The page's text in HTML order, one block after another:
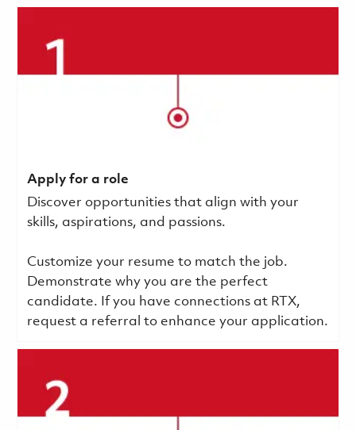
Apply for a role
Discover opportunities that align with your
skills, aspirations, and passions.
Customize your resume to match the job.
Demonstrate why you are the perfect
candidate. If you have connections at RTX,
request a referral to enhance your application.